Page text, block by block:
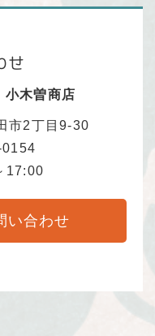
せ
小木曽商店
市2丁目9-30
17:00
い合わせ